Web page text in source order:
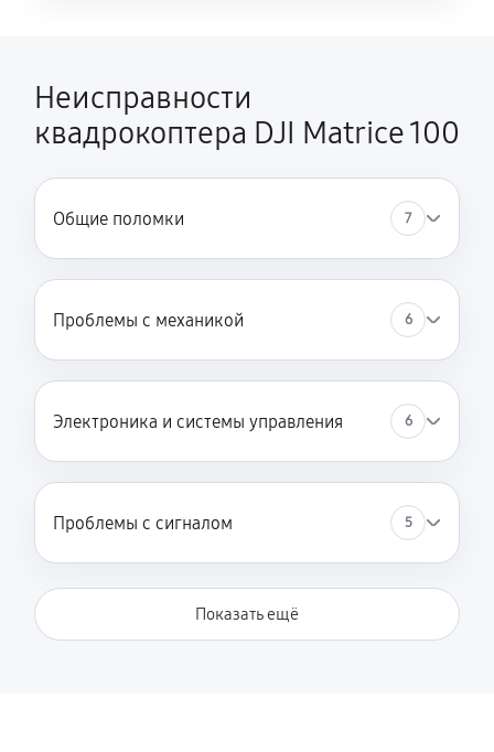
Неисправности
квадрокоптера DJI Matrice 100
Общие поломки 7
Проблемы с механикой 6
Электроника и системы управления 6
Проблемы с сигналом 5
Показать ещё